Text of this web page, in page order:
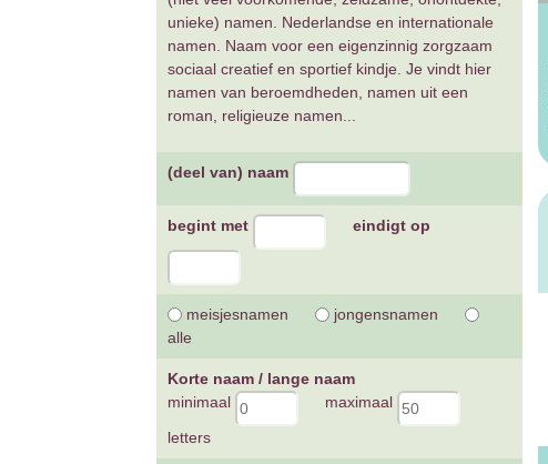
unieke) namen. Nederlandse en internationale
namen. Naam voor een eigenzinnig zorgzaam
sociaal creatief en sportief kindje. Je vindt hier
namen van beroemdheden, namen uit een
roman, religieuze namen...
(deel van) naam
begint met eindigt op
meisjesnamen
jongensnamen
alle
Korte naam / lange naam
minimaal
maximaal
letters